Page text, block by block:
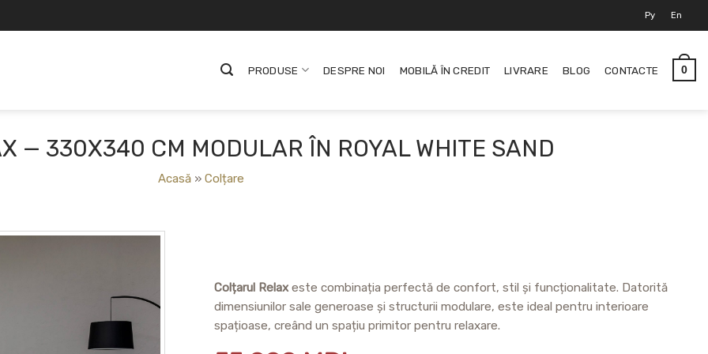
Ру En
PRODUSE DESPRE NOI MOBILĂ ÎN CREDIT LIVRARE BLOG CONTACTE 0
— 330X340 CM MODULAR ÎN ROYAL WHITE SAND
Acasă » Colțare
Colțarul Relaxeste combinația perfectă de confort, stil și funcționalitate. Datorită
dimensiunilor sale generoase și structurii modulare, este ideal pentru interioare
spațioase, creând un spațiu primitor pentru relaxare.